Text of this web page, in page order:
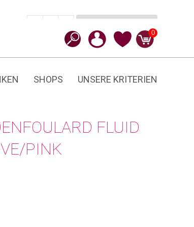
0
SHOPS UNSERE KRITERIEN
FLUID
PINK